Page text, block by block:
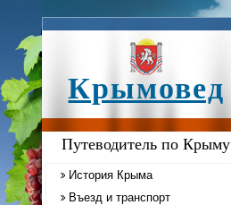
Крымовед
Путеводитель по Крыму
История Крыма
Въезд и транспорт